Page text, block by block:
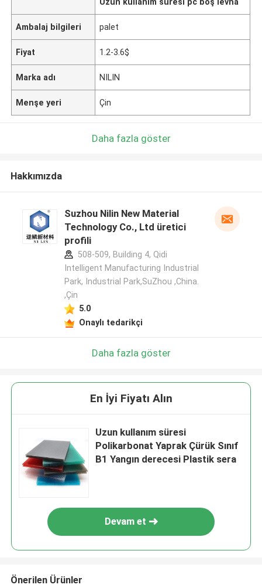
Ambalaj bilgileri palet
Fiyat 1.2-3.6$
Marka adı NILIN
Menşe yeri Çin
Daha fazla göster
Hakkımızda
Suzhou Nilin New Material
Technology Co., Ltd üretici
profili
508-509, Building 4, Qidi
Intelligent Manufacturing Industrial
Park, Industrial Park,SuZhou ,China.
,Çin
5.0
Onaylı tedarikçi
Daha fazla göster
En İyi Fiyatı Alın
Uzun kullanım süresi
Polikarbonat Yaprak Çürük Sınıf
B1 Yangın derecesi Plastik sera
Devam et
Önerilen Ürünler